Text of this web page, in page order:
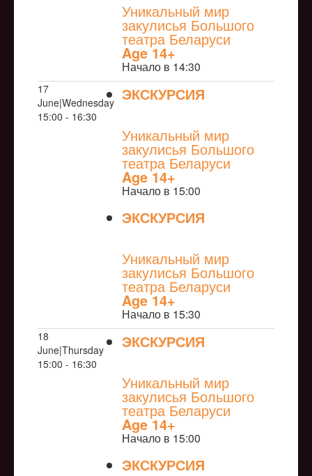
Уникальный мир
закулисья Большого
театра Беларуси
Age 14+
Начало в 14:30
17
June|Wednesday
15:00 - 16:30
ЭКСКУРСИЯ
Уникальный мир
закулисья Большого
театра Беларуси
Age 14+
Начало в 15:00
ЭКСКУРСИЯ
Уникальный мир
закулисья Большого
театра Беларуси
Age 14+
Начало в 15:30
18
June|Thursday
15:00 - 16:30
ЭКСКУРСИЯ
Уникальный мир
закулисья Большого
театра Беларуси
Age 14+
Начало в 15:00
ЭКСКУРСИЯ